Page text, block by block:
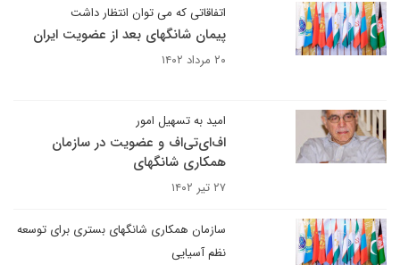
اتفاقاتی که می توان انتظار داشت
پیمان شانگهای بعد از عضویت ایران
۲۰ مرداد ۱۴۰۲
امید به تسهیل امور
اف‌ای‌تی‌اف و عضویت در سازمان
همکاری شانگهای
۲۷ تیر ۱۴۰۲
سازمان همکاری شانگهای بستری برای توسعه
نظم آسیایی